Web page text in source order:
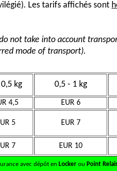
Les tarifs affichés sont
not take into account
mode of transport).
kg 0,5 - 1 kg
4,5 EUR 6
5 EUR 7
7 EUR 10
avec dépôt en Lockerou Point